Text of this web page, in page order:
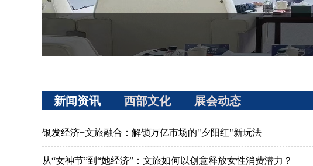
新闻资讯 西部文化 展会动态
银发经济+文旅融合：解锁万亿市场的"夕阳红"新玩法
从“女神节”到“她经济”：文旅如何以创意释放女性消费潜力？